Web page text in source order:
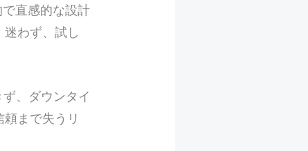
直感的な設計
わず、試し
、ダウンタイ
まで失うリ